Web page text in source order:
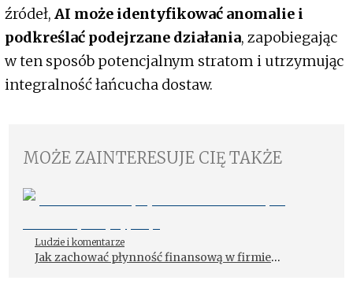
źródeł, AI może identyfikować anomalie i
podkreślać podejrzane działania, zapobiegając
w ten sposób potencjalnym stratom i utrzymując
integralność łańcucha dostaw.
MOŻE ZAINTERESUJE CIĘ TAKŻE
Ludzie i komentarze
Jak zachować płynność finansową w firmie